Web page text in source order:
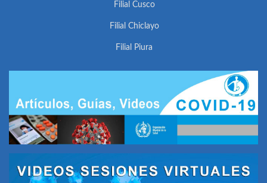
Filial Cusco
Filial Chiclayo
Filial Piura